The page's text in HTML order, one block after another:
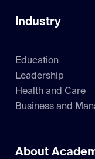
Industry
Education
Leadership
Health and Care
Business and
About